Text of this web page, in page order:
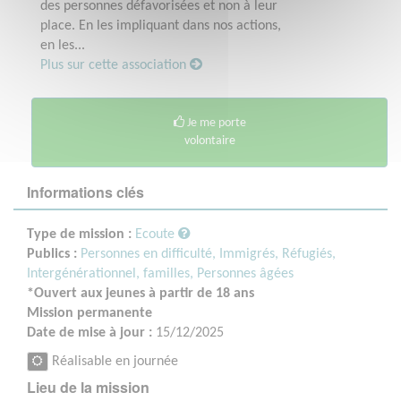
des personnes défavorisées et non à leur
place. En les impliquant dans nos actions,
en les...
Plus sur cette association
Je me porte
volontaire
Informations clés
Type de mission : Ecoute
Publics : Personnes en difficulté,
Immigrés, Réfugiés,
Intergénérationnel, familles, Personnes âgées
*Ouvert aux jeunes à partir de 18 ans
Mission permanente
Date de mise à jour : 15/12/2025
Réalisable en journée
Lieu de la mission